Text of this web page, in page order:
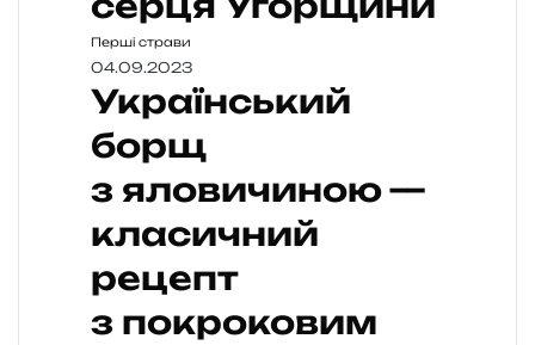
Перші страви
04.09.2023
Український
борщ
з яловичиною —
класичний
рецепт
з покроковим